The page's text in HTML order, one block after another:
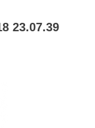
23.07.39